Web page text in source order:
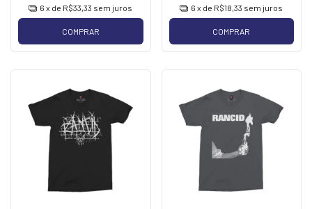
6 x de R$33,33 sem juros
COMPRAR
6 x de R$18,33 sem juros
COMPRAR